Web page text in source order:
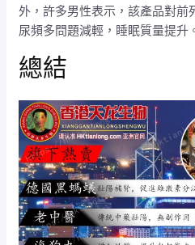
外，許多男性表示，該產品對前
尿頻多問題減輕，睡眠質量提升
總結